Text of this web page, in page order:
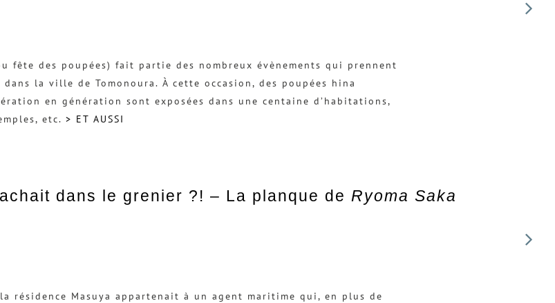
fête des poupées) fait partie des nombreux évènements qui prennent
la ville de Tomonoura. À cette occasion, des poupées hina
en génération sont exposées dans une centaine d’habitations,
etc. > ET AUSSI
dans le grenier ?! – La planque de Ryoma Saka
la résidence Masuya appartenait à un agent maritime qui, en plus de